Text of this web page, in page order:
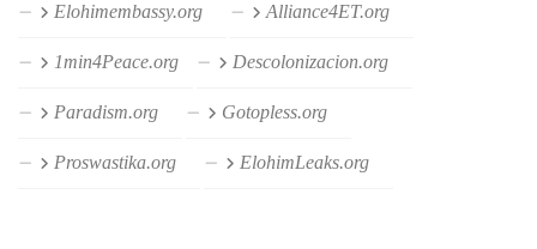
Elohimembassy.org Alliance4ET.org
1min4Peace.org Descolonizacion.org
Paradism.org Gotopless.org
Proswastika.org ElohimLeaks.org